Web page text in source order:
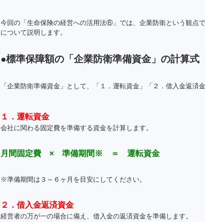
今回の「生命保険の経営への活用法⑥」では、企業防衛という観点
について説明します。
●標準保障額の「企業防衛準備資金」の計算式
「企業防衛準備資金」として、「１．運転資金」「２．借入金返済
１．運転資金
会社に関わる固定費を準備する資金を計算します。
月間固定費 × 準備期間※ ＝ 運転資金
※準備期間は３～６ヶ月を目安にしてください。
２．借入金返済資金
経営者の万が一の場合に備え、借入金の返済資金を準備します。